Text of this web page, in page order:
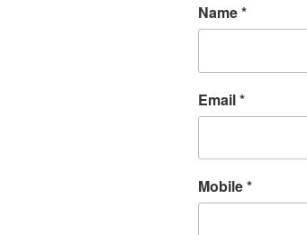
Name*
Email*
Mobile*